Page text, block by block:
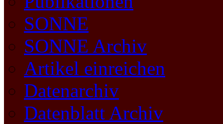
SONNE
SONNE Archiv
Artikel einreichen
Datenarchiv
Datenblatt Archiv